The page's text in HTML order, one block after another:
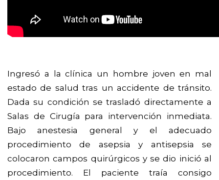
Ingresó a la clínica un hombre joven en mal
estado de salud tras un accidente de tránsito.
Dada su condición se trasladó directamente a
Salas de Cirugía para intervención inmediata.
Bajo anestesia general y el adecuado
procedimiento de asepsia y antisepsia se
colocaron campos quirúrgicos y se dio inició al
procedimiento. El paciente traía consigo